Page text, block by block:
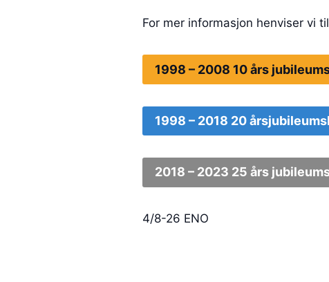
For mer informasjon henviser vi
1998 – 2008 10 års
1998 – 2018 20
2018 – 2023 25 års
4/8-26 ENO